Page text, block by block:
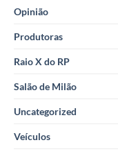
Opinião
Produtoras
Raio X do RP
Salão de Milão
Uncategorized
Veículos